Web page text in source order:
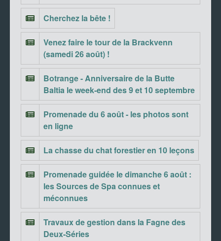
Cherchez la bête !
Venez faire le tour de la Brackvenn
(samedi 26 août) !
Botrange - Anniversaire de la Butte
Baltia le week-end des 9 et 10 septembre
Promenade du 6 août - les photos sont
en ligne
La chasse du chat forestier en 10 leçons
Promenade guidée le dimanche 6 août :
les Sources de Spa connues et
méconnues
Travaux de gestion dans la Fagne des
Deux-Séries